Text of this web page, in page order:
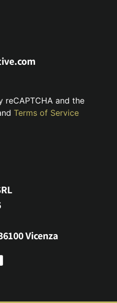
and the
Terms of Service
Vicenza